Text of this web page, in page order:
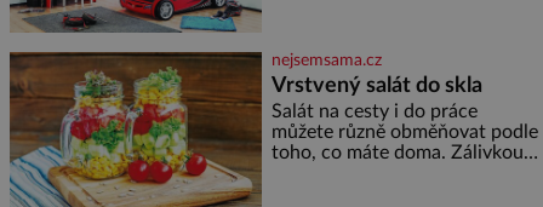
soustředění i odpočinek a
reaguje na každou etapu života
a specifické potřeby dítěte. Pro
nejmenší je klíčová
jednoduchost, měkkost a
bezpečí, proto by pokoj
nejsemsama.cz
Vrstvený salát do skla
Salát na cesty i do práce
můžete různě obměňovat podle
toho, co máte doma. Zálivkou